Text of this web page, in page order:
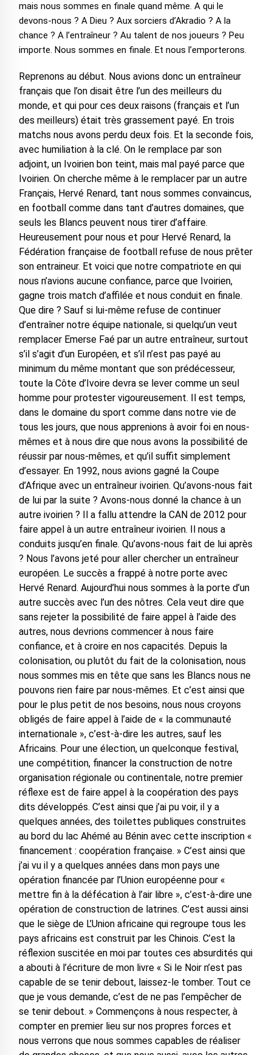
mais nous sommes en finale quand même. A qui le
devons-nous ? A Dieu ? Aux sorciers d’Akradio ? A la
chance ? A l’entraîneur ? Au talent de nos joueurs ? Peu
importe. Nous sommes en finale. Et nous l’emporterons.
Reprenons au début. Nous avions donc un entraîneur
français que l’on disait être l’un des meilleurs du
monde, et qui pour ces deux raisons (français et l’un
des meilleurs) était très grassement payé. En trois
matchs nous avons perdu deux fois. Et la seconde fois,
avec humiliation à la clé. On le remplace par son
adjoint, un Ivoirien bon teint, mais mal payé parce que
Ivoirien. On cherche même à le remplacer par un autre
Français, Hervé Renard, tant nous sommes convaincus,
en football comme dans tant d’autres domaines, que
seuls les Blancs peuvent nous tirer d’affaire.
Heureusement pour nous et pour Hervé Renard, la
Fédération française de football refuse de nous prêter
son entraineur. Et voici que notre compatriote en qui
nous n’avions aucune confiance, parce que Ivoirien,
gagne trois match d’affilée et nous conduit en finale.
Que dire ? Sauf si lui-même refuse de continuer
d’entraîner notre équipe nationale, si quelqu’un veut
remplacer Emerse Faé par un autre entraîneur, surtout
s’il s’agit d’un Européen, et s’il n’est pas payé au
minimum du même montant que son prédécesseur,
toute la Côte d’Ivoire devra se lever comme un seul
homme pour protester vigoureusement. Il est temps,
dans le domaine du sport comme dans notre vie de
tous les jours, que nous apprenions à avoir foi en nous-
mêmes et à nous dire que nous avons la possibilité de
réussir par nous-mêmes, et qu’il suffit simplement
d’essayer. En 1992, nous avions gagné la Coupe
d’Afrique avec un entraîneur ivoirien. Qu’avons-nous fait
de lui par la suite ? Avons-nous donné la chance à un
autre ivoirien ? Il a fallu attendre la CAN de 2012 pour
faire appel à un autre entraîneur ivoirien. Il nous a
conduits jusqu’en finale. Qu’avons-nous fait de lui après
? Nous l’avons jeté pour aller chercher un entraîneur
européen. Le succès a frappé à notre porte avec
Hervé Renard. Aujourd’hui nous sommes à la porte d’un
autre succès avec l’un des nôtres. Cela veut dire que
sans rejeter la possibilité de faire appel à l’aide des
autres, nous devrions commencer à nous faire
confiance, et à croire en nos capacités. Depuis la
colonisation, ou plutôt du fait de la colonisation, nous
nous sommes mis en tête que sans les Blancs nous ne
pouvons rien faire par nous-mêmes. Et c’est ainsi que
pour le plus petit de nos besoins, nous nous croyons
obligés de faire appel à l’aide de « la communauté
internationale », c’est-à-dire les autres, sauf les
Africains. Pour une élection, un quelconque festival,
une compétition, financer la construction de notre
organisation régionale ou continentale, notre premier
réflexe est de faire appel à la coopération des pays
dits développés. C’est ainsi que j’ai pu voir, il y a
quelques années, des toilettes publiques construites
au bord du lac Ahémé au Bénin avec cette inscription «
financement : coopération française. » C’est ainsi que
j’ai vu il y a quelques années dans mon pays une
opération financée par l’Union européenne pour «
mettre fin à la défécation à l’air libre », c’est-à-dire une
opération de construction de latrines. C’est aussi ainsi
que le siège de L’Union africaine qui regroupe tous les
pays africains est construit par les Chinois. C’est la
réflexion suscitée en moi par toutes ces absurdités qui
a abouti à l’écriture de mon livre « Si le Noir n’est pas
capable de se tenir debout, laissez-le tomber. Tout ce
que je vous demande, c’est de ne pas l’empêcher de
se tenir debout. » Commençons à nous respecter, à
compter en premier lieu sur nos propres forces et
nous verrons que nous sommes capables de réaliser